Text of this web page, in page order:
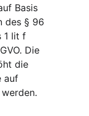
Basis
des § 96
1 lit f
Die
die
auf